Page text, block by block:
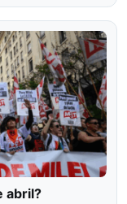
abril?